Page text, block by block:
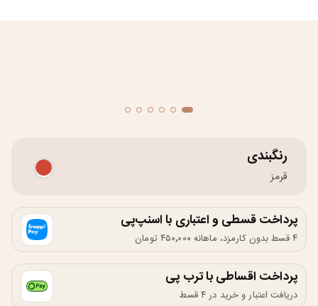
رنگبندی
قرمز
پرداخت قسطی و اعتباری با اسنپ‌پی
۴ قسط بدون کارمزد، ماهانه ۴۵۰٬۰۰۰ تومان
پرداخت اقساطی با ترب پی
دریافت اعتبار و خرید در ۴ قسط